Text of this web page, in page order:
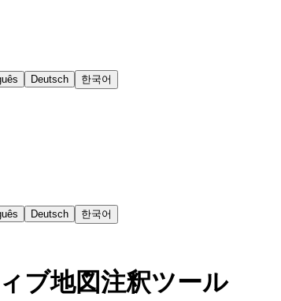
Deutsch 한국어
Deutsch 한국어
ブ地図注釈ツール